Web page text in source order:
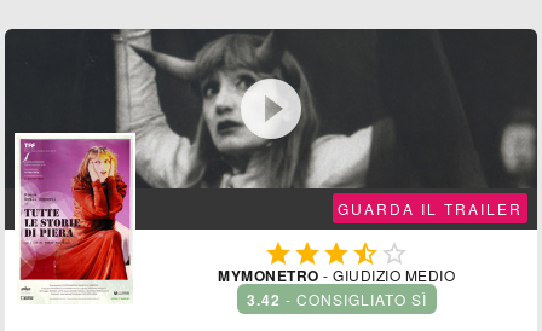

GUARDA IL TRAILER
 
MYMONETRO - GIUDIZIO MEDIO
3.42 - CONSIGLIATO SÌ